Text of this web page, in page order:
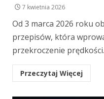
7 kwietnia 2026
Od 3 marca 2026 roku
przepisów, która
przekroczenie
Przeczytaj Więcej